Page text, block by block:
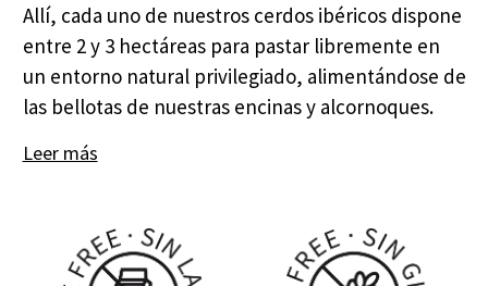
Allí, cada uno de nuestros cerdos ibéricos dispone
entre 2 y 3 hectáreas para pastar libremente en
un entorno natural privilegiado, alimentándose de
las bellotas de nuestras encinas y alcornoques.
Leer más